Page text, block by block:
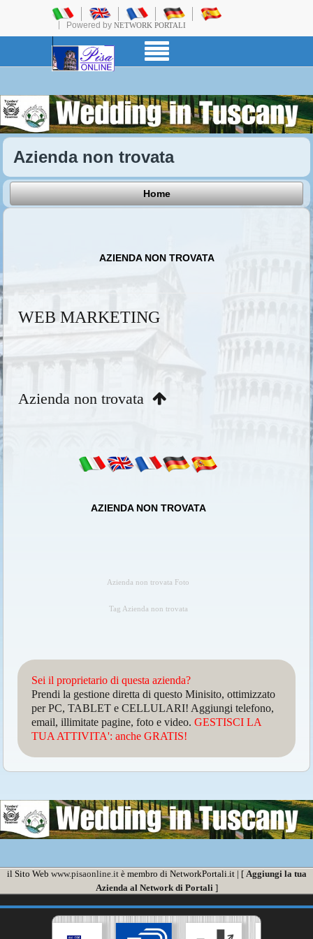
Powered by NETWORK PORTALI
Azienda non trovata
Home
AZIENDA NON TROVATA
WEB MARKETING
Azienda non trovata
AZIENDA NON TROVATA
Azienda non trovata Foto
Tag Azienda non trovata
Sei il proprietario di questa azienda?
Prendi la gestione diretta di questo Minisito, ottimizzato
per PC, TABLET e CELLULARI! Aggiungi telefono,
email, illimitate pagine, foto e video.GESTISCI LA
TUA ATTIVITA': anche GRATIS!
il Sito Web www.pisaonline.itè membro di NetworkPortali.it | [ Aggiungi la tua
Azienda al Network di Portali ]